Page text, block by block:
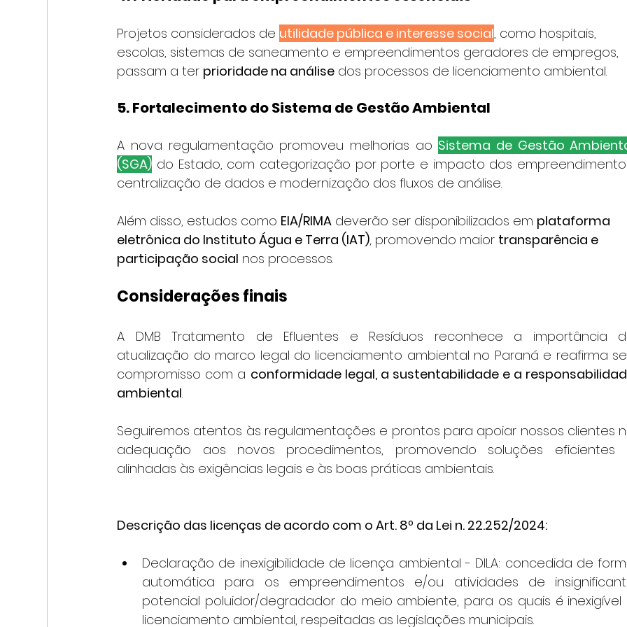
Projetos considerados de utilidade pública e interesse social, como hospitais,
escolas, sistemas de saneamento e empreendimentos geradores de empregos,
passam a ter prioridade na análise dos processos de licenciamento ambiental.
5. Fortalecimento do Sistema de Gestão Ambiental
A nova regulamentação promoveu melhorias ao Sistema de Gestão
(SGA) do Estado, com categorização por porte e impacto dos
centralização de dados e modernização dos fluxos de análise.
Além disso, estudos como EIA/RIMA deverão ser disponibilizados em plataforma
eletrônica do Instituto Água e Terra (IAT), promovendo maior transparência e
participação social nos processos.
Considerações finais
A DMB Tratamento de Efluentes e Resíduos reconhece a importância
atualização do marco legal do licenciamento ambiental no Paraná e reafirma
compromisso com a conformidade legal, a sustentabilidade e a
ambiental.
Seguiremos atentos às regulamentações e prontos para apoiar nossos clientes
adequação aos novos procedimentos, promovendo soluções eficientes
alinhadas às exigências legais e às boas práticas ambientais.
Descrição das licenças de acordo com o Art. 8º da Lei n. 22.252/2024:
Declaração de inexigibilidade de licença ambiental - DILA: concedida de
automática para os empreendimentos e/ou atividades de
potencial poluidor/degradador do meio ambiente, para os quais é inexigível
licenciamento ambiental, respeitadas as legislações municipais.